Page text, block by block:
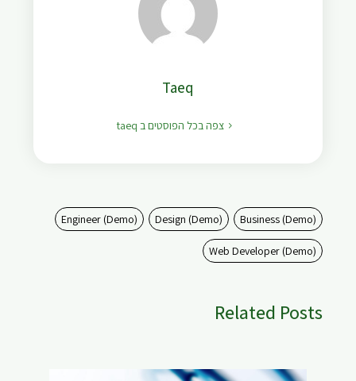
Taeq
צפה בכל הפוסטים ב taeq
Business (Demo)
Design (Demo)
Engineer (Demo)
Web Developer (Demo)
Related Posts